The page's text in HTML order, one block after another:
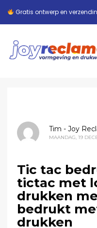
Gratis ontwerp en
Tim - Joy
MAANDAG, 19
Tic tac
tictac met
drukken
bedrukt
drukken